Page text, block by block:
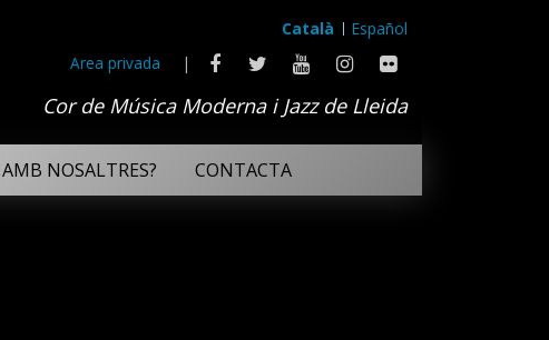
Català
Español
Area privada
|
Cor de Música Moderna i Jazz de Lleida
NOSALTRES? CONTACTA